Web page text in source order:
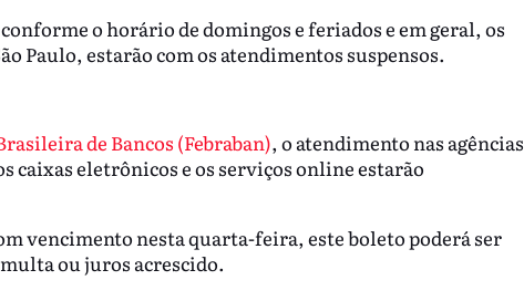
o horário de domingos e feriados e em geral, os
Paulo, estarão com os atendimentos suspensos.
de Bancos (Febraban), o atendimento nas agências
caixas eletrônicos e os serviços online estarão
vencimento nesta quarta-feira, este boleto poderá ser
ou juros acrescido.